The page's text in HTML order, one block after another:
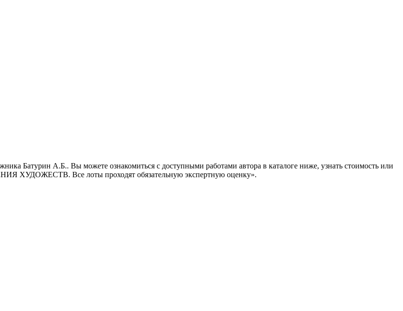
Батурин А.Б.. Вы можете ознакомиться с доступными работами автора в каталоге ниже, узнать стоимость или
ХУДОЖЕСТВ. Все лоты проходят обязательную экспертную оценку».